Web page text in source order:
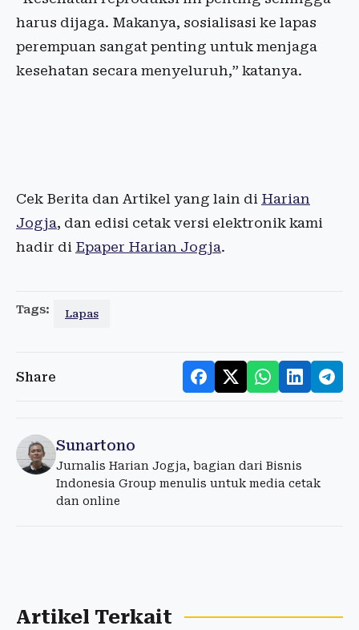
harus dijaga. Makanya, sosialisasi ke lapas
perempuan sangat penting untuk menjaga
kesehatan secara menyeluruh,” katanya.
Cek Berita dan Artikel yang lain di Harian
Jogja, dan edisi cetak versi elektronik kami
hadir di Epaper Harian Jogja.
Tags: Lapas
Share
Sunartono
Jurnalis Harian Jogja, bagian dari Bisnis
Indonesia Group menulis untuk media cetak
dan online
Artikel Terkait